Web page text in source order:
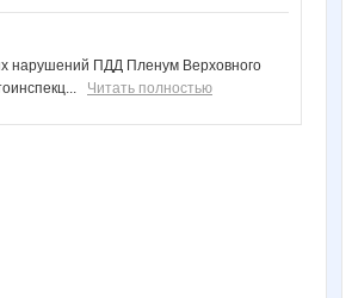
нарушений ПДД Пленум Верховного
Читать полностью